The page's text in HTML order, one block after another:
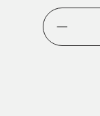
Beanie
Beechfield